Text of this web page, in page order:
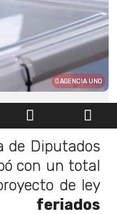
AGENCIA UNO
de Diputados
con un total
de ley